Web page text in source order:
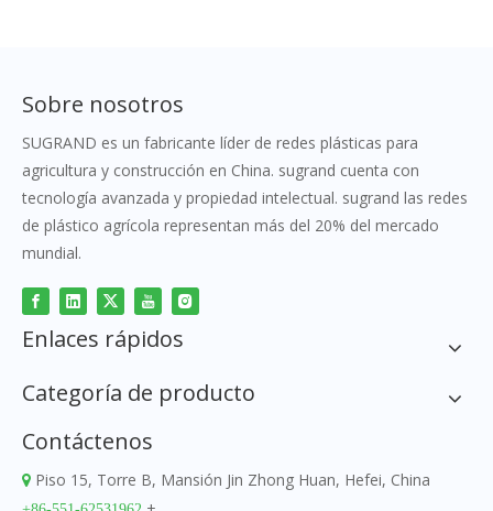
Sobre nosotros
SUGRAND es un fabricante líder de redes plásticas para
agricultura y construcción en China. sugrand cuenta con
tecnología avanzada y propiedad intelectual. sugrand las redes
de plástico agrícola representan más del 20% del mercado
mundial.
Enlaces rápidos
Categoría de producto
Contáctenos
 Piso 15, Torre B, Mansión Jin Zhong Huan, Hefei, China